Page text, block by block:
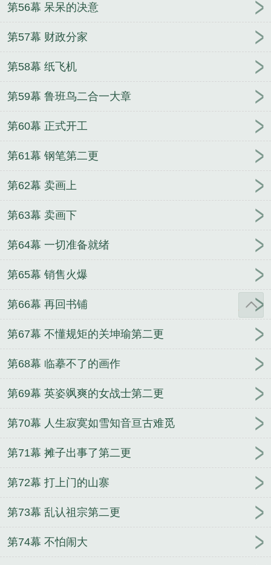
第56幕 呆呆的决意
第57幕 财政分家
第58幕 纸飞机
第59幕 鲁班鸟二合一大章
第60幕 正式开工
第61幕 钢笔第二更
第62幕 卖画上
第63幕 卖画下
第64幕 一切准备就绪
第65幕 销售火爆
第66幕 再回书铺
第67幕 不懂规矩的关坤瑜第二更
第68幕 临摹不了的画作
第69幕 英姿飒爽的女战士第二更
第70幕 人生寂寞如雪知音亘古难觅
第71幕 摊子出事了第二更
第72幕 打上门的山寨
第73幕 乱认祖宗第二更
第74幕 不怕闹大